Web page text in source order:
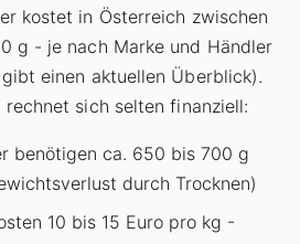
kostet in Österreich zwischen
g - je nach Marke und Händler
gibt einen aktuellen Überblick).
sich selten finanziell:
benötigen ca. 650 bis 700 g
durch Trocknen)
10 bis 15 Euro pro kg -